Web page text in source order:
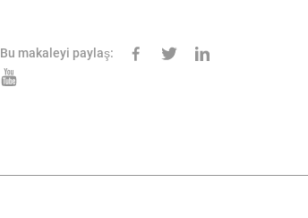
Bu makaleyi paylaş: